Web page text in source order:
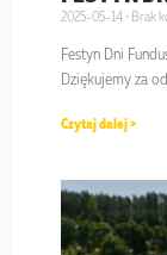
2025-05-14 Brak
Festyn Dni
Dziękujemy za
Czytaj dalej >